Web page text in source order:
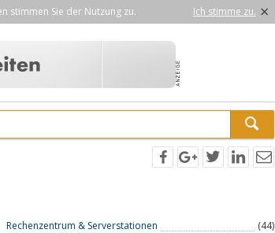
stimmen Sie der Nutzung zu. Ich stimme zu. ×
Rechenzentrum & Serverstationen
(44)